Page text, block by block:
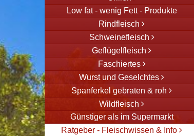
Low fat - wenig Fett - Produkte
Rindfleisch
Schweinefleisch
Geflügelfleisch
Faschiertes
Wurst und Geselchtes
Spanferkel gebraten & roh
Wildfleisch
Günstiger als im Supermarkt
Ratgeber - Fleischwissen & Info